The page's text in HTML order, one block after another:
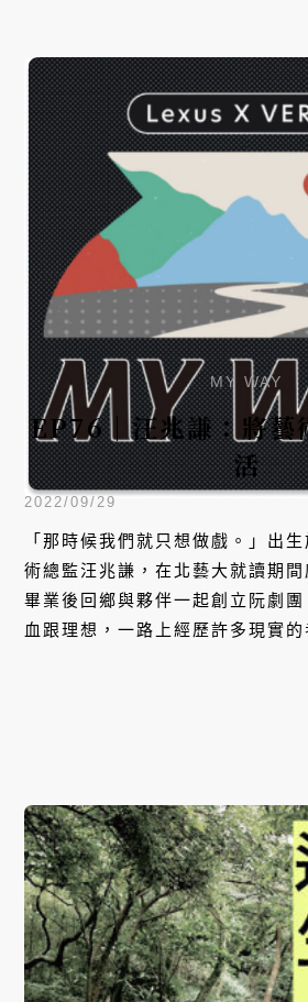
MY WAY
EP76｜汪兆謙：將藝
活
2022/09/29
「那時候我們就只想做戲。」出
術總監汪兆謙，在北藝大就讀期間
畢業後回鄉與夥伴一起創立阮劇
血跟理想，一路上經歷許多現實